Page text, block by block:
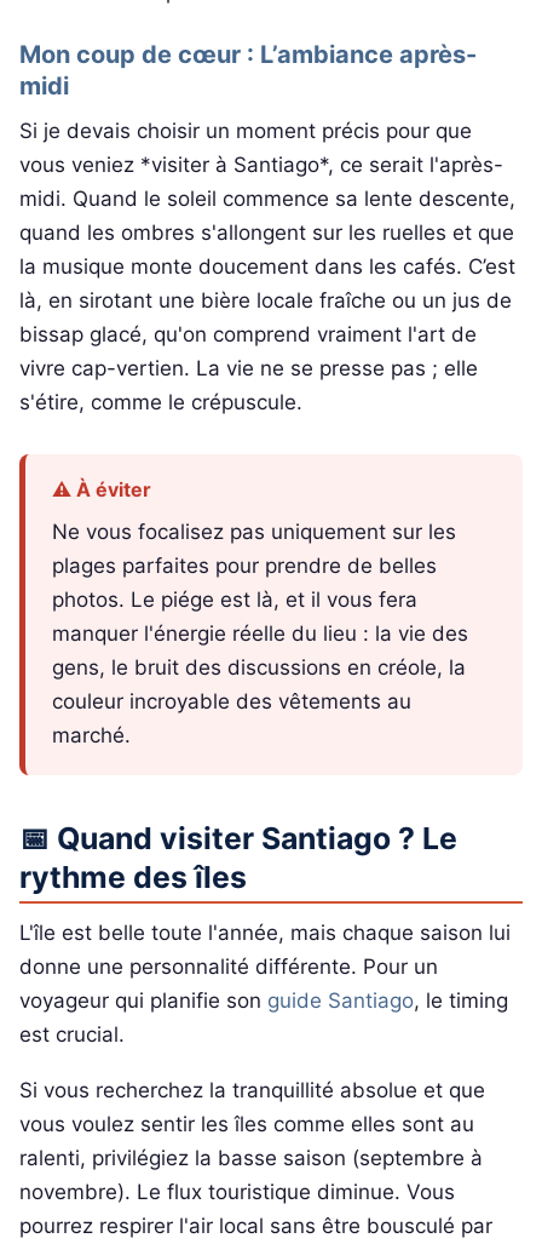
Mon coup de cœur : L’ambiance après-
midi
Si je devais choisir un moment précis pour que
vous veniez *visiter à Santiago*, ce serait l'après-
midi. Quand le soleil commence sa lente descente,
quand les ombres s'allongent sur les ruelles et que
la musique monte doucement dans les cafés. C’est
là, en sirotant une bière locale fraîche ou un jus de
bissap glacé, qu'on comprend vraiment l'art de
vivre cap-vertien. La vie ne se presse pas ; elle
s'étire, comme le crépuscule.
⚠️ À éviter
Ne vous focalisez pas uniquement sur les
plages parfaites pour prendre de belles
photos. Le piége est là, et il vous fera
manquer l'énergie réelle du lieu : la vie des
gens, le bruit des discussions en créole, la
couleur incroyable des vêtements au
marché.
📅 Quand visiter Santiago ? Le
rythme des îles
L'île est belle toute l'année, mais chaque saison lui
donne une personnalité différente. Pour un
voyageur qui planifie son guide Santiago, le timing
est crucial.
Si vous recherchez la tranquillité absolue et que
vous voulez sentir les îles comme elles sont au
ralenti, privilégiez la basse saison (septembre à
novembre). Le flux touristique diminue. Vous
pourrez respirer l'air local sans être bousculé par